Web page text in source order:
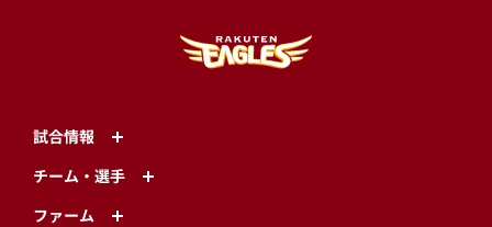
試合情報
チーム・選手
ファーム